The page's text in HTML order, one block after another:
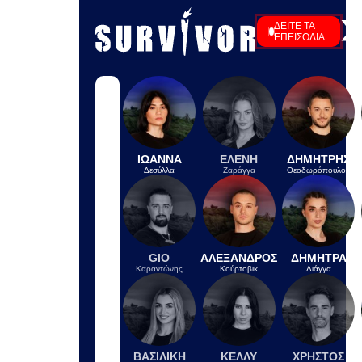
Μάρα Ζαχαρέα: Η φωτογραφία της
«δίαιτα από Δευτέρα»
IN 1 HOUR